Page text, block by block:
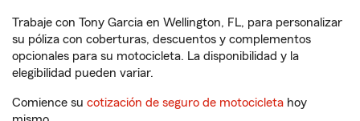
Trabaje con Tony Garcia en Wellington, FL, para personalizar
su póliza con coberturas, descuentos y complementos
opcionales para su motocicleta. La disponibilidad y la
elegibilidad pueden variar.
Comience su cotización de seguro de motocicleta hoy